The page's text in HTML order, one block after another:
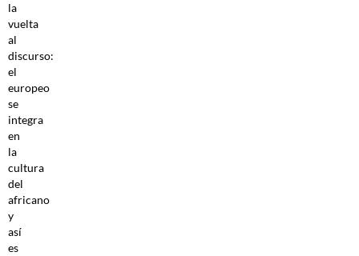
la
vuelta
al
discurso:
el
europeo
se
integra
en
la
cultura
del
africano
y
así
es